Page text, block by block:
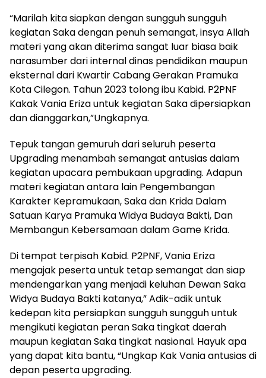
“Marilah kita siapkan dengan sungguh sungguh
kegiatan Saka dengan penuh semangat, insya Allah
materi yang akan diterima sangat luar biasa baik
narasumber dari internal dinas pendidikan maupun
eksternal dari Kwartir Cabang Gerakan Pramuka
Kota Cilegon. Tahun 2023 tolong ibu Kabid. P2PNF
Kakak Vania Eriza untuk kegiatan Saka dipersiapkan
dan dianggarkan,”Ungkapnya.
Tepuk tangan gemuruh dari seluruh peserta
Upgrading menambah semangat antusias dalam
kegiatan upacara pembukaan upgrading. Adapun
materi kegiatan antara lain Pengembangan
Karakter Kepramukaan, Saka dan Krida Dalam
Satuan Karya Pramuka Widya Budaya Bakti, Dan
Membangun Kebersamaan dalam Game Krida.
Di tempat terpisah Kabid. P2PNF, Vania Eriza
mengajak peserta untuk tetap semangat dan siap
mendengarkan yang menjadi keluhan Dewan Saka
Widya Budaya Bakti katanya,” Adik-adik untuk
kedepan kita persiapkan sungguh sungguh untuk
mengikuti kegiatan peran Saka tingkat daerah
maupun kegiatan Saka tingkat nasional. Hayuk apa
yang dapat kita bantu, “Ungkap Kak Vania antusias di
depan peserta upgrading.